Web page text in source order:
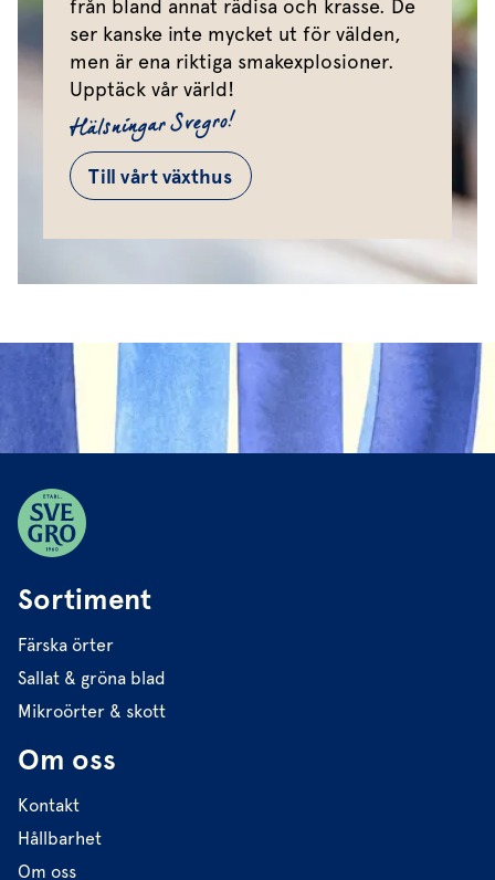
från bland annat rädisa och krasse. De
ser kanske inte mycket ut för välden,
men är ena riktiga smakexplosioner.
Upptäck vår värld!
Hälsningar Svegro!
Till vårt växthus
Sortiment
Färska örter
Sallat & gröna blad
Mikroörter & skott
Om oss
Kontakt
Hållbarhet
Om oss